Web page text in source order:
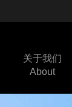
关于我们
About